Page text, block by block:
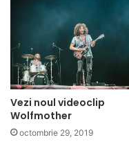
Vezi noul videoclip
Wolfmother
octombrie 29, 2019